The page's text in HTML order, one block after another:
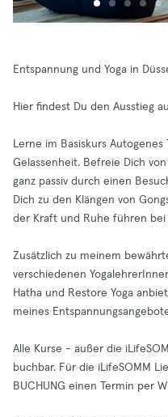
Entspannung und Yoga in
Hier findest Du den Ausstieg
Lerne im Basiskurs
Gelassenheit. Befreie Dich
ganz passiv durch einen
Dich zu den Klängen von
der Kraft und Ruhe führen bei
Zusätzlich zu meinem
verschiedenen
Hatha und Restore Yoga
meines
Alle Kurse - außer die
buchbar. Für die iLifeSOMM
BUCHUNG einen Termin per